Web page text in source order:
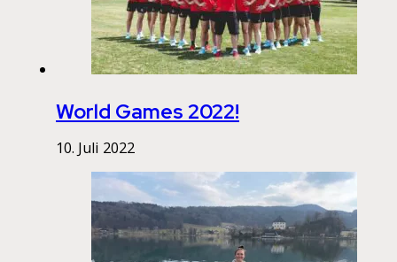
World Games 2022!
10. Juli 2022